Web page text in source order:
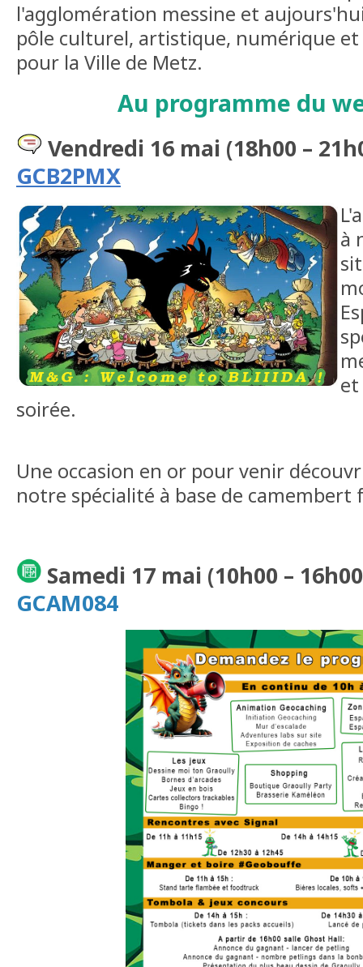
l'agglomération messine et
pôle culturel, artistique, numérique
pour la Ville de Metz.
Au programme du
Vendredi 16 mai (18h00 –
GCB2PMX
à
et
soirée.
Une occasion en or pour venir
notre spécialité à base de camembert
Samedi 17 mai (10h00 –
GCAM084